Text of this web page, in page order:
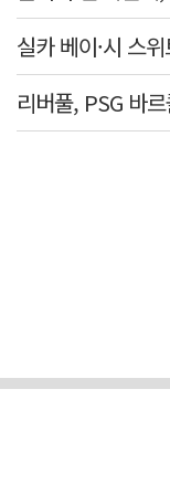
실카 베이·시 스